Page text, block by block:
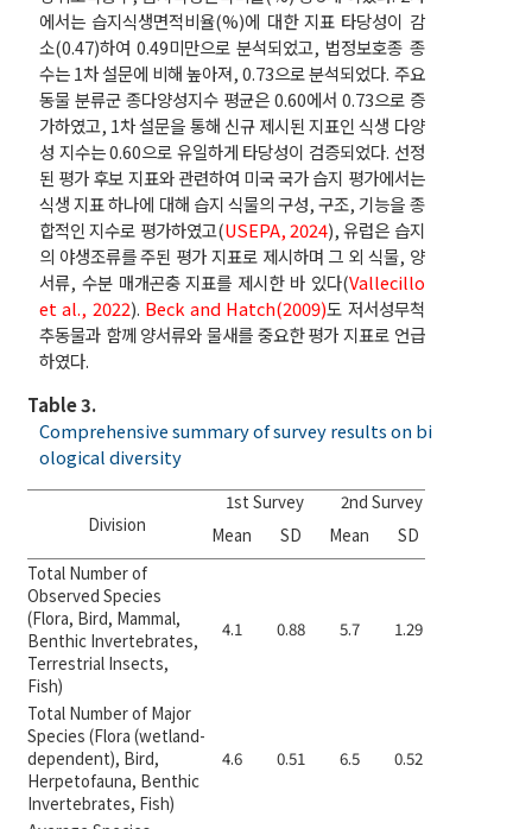
에서는 습지식생면적비율(%)에 대한 지표 타당성이 감
소(0.47)하여 0.49미만으로 분석되었고, 법정보호종 종
수는 1차 설문에 비해 높아져, 0.73으로 분석되었다. 주요
동물 분류군 종다양성지수 평균은 0.60에서 0.73으로 증
가하였고, 1차 설문을 통해 신규 제시된 지표인 식생 다양
성 지수는 0.60으로 유일하게 타당성이 검증되었다. 선정
된 평가 후보 지표와 관련하여 미국 국가 습지 평가에서는
식생 지표 하나에 대해 습지 식물의 구성, 구조, 기능을 종
합적인 지수로 평가하였고(USEPA, 2024), 유럽은 습지
의 야생조류를 주된 평가 지표로 제시하며 그 외 식물, 양
서류, 수분 매개곤충 지표를 제시한 바 있다(Vallecillo
et al., 2022). Beck and Hatch(2009)도 저서성무척
추동물과 함께 양서류와 물새를 중요한 평가 지표로 언급
하였다.
Table 3.
Comprehensive summary of survey results on bi
ological diversity
Division
1st Survey 2nd Survey
Mean
SD Mean SD
Total Number of
Observed Species
(Flora, Bird, Mammal,
Benthic Invertebrates,
Terrestrial Insects,
Fish)
4.1 0.88 5.7 1.29
Total Number of Major
Species (Flora (wetland-
dependent), Bird,
Herpetofauna, Benthic
Invertebrates, Fish)
4.6 0.51 6.5 0.52